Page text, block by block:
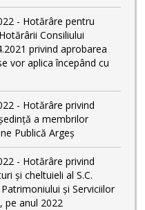
- Hotărâre pentru
Consiliului
privind aprobarea
vor aplica începând cu
- Hotărâre privind
a membrilor
Publică Argeș
- Hotărâre privind
și cheltuieli al S.C.
și Serviciilor
pe anul 2022